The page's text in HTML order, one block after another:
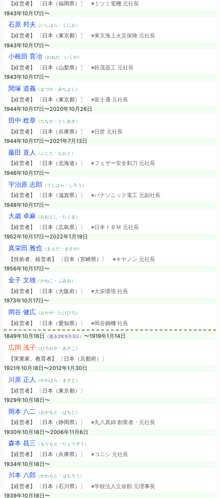
【経営者】 〔日本（福岡県）〕 ※ミツミ電機 元社長
1943年10月17日〜
石原 邦夫 （いしはら・くにお）
【経営者】 〔日本（東京都）〕 ※東京海上火災保険 元社長
1943年10月17日〜
小根田 育冶（おねだ・いくや）
【経営者】 〔日本（山梨県）〕 ※鈴茂器工 元社長
1943年10月17日〜
間塚 道義（まづか・みちよし）
【経営者】 〔日本（東京都）〕 ※富士通 元社長
1944年10月17日〜2020年10月26日
田中 稔章（たなか・としあき）
【経営者】 〔日本（兵庫県）〕 ※日世 元社長
1944年10月17日〜2021年7月13日
藤田 直人 （ふじた・なおと）
【経営者】 〔日本（北海道）〕 ※フェザー安全剃刀 元社長
1946年10月17日〜
宇治原 志郎（うじはら・しろう）
【経営者】 〔日本（滋賀県）〕 ※パナソニック電工 元副社長
1948年10月17日〜
大歳 卓麻（おおとし・たくま）
【経営者】 〔日本（広島県）〕 ※日本ＩＢＭ 元社長
1952年10月17日〜2022年1月19日
真栄田 雅也（まえだ・まさや）
【技術者、経営者】 〔日本（宮崎県）〕 ※キヤノン 元社長
1956年10月17日〜
金子 文雄（かねこ・ふみお）
【経営者】 〔日本（大阪府）〕 ※大栄環境 社長
1973年10月17日〜
岡谷 健広 （おかや・たけひろ）
【経営者】 〔日本（愛知県）〕 ※岡谷鋼機 社長
1849年10月18日 （嘉永2年9月3日） 〜1919年1月14日
広岡 浅子（ひろおか・あさこ）
【実業家、教育者】 〔日本（京都府）〕
1921年10月18日〜2012年1月30日
川原 正人 （かわはら・まさと）
【経営者】 〔日本（東京都）〕
1929年10月18日〜
岡本 八二 （おかもと・はちじ）
【経営者】 〔日本（静岡県）〕 ※丸八真綿 創業者・元社長
1930年10月18日〜2006年11月6日
森本 昌三 （もりもと・りょうぞう）
【経営者】 〔日本（兵庫県）〕 ※コニシ 元社長
1934年10月18日〜
川本 八郎（かわもと・はちろう）
【経営者】 〔日本（石川県）〕 ※学校法人立命館 元理事長
1939年10月18日〜